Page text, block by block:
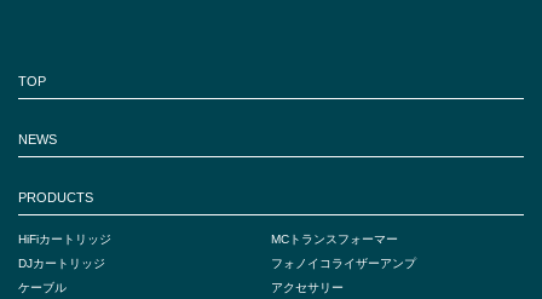
TOP
NEWS
PRODUCTS
HiFiカートリッジ
DJカートリッジ
ケーブル
MCトランスフォーマー
フォノイコライザーアンプ
アクセサリー